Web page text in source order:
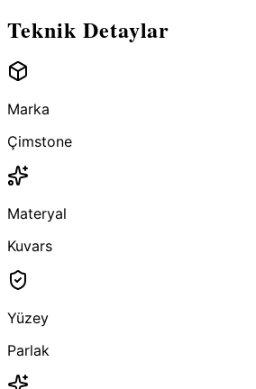
Teknik Detaylar
Marka
Çimstone
Materyal
Kuvars
Yüzey
Parlak